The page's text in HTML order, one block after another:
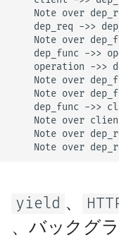
Note over
dep_req ->>
Note over
dep_func ->>
operation ->>
Note over
Note over
dep_func ->>
Note over
Note over
Note over
yield 、
、バックグ